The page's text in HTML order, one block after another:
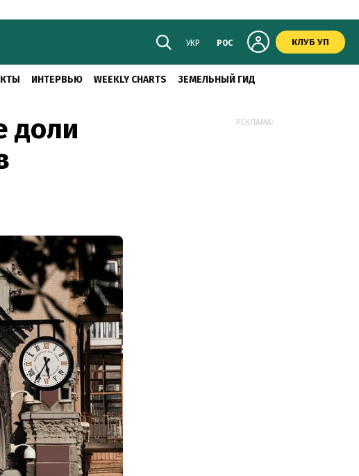
УКР РОС КЛУБ УП
ИНТЕРВЬЮ WEEKLY CHARTS ЗЕМЕЛЬНЫЙ ГИД
доли
РЕКЛАМА: